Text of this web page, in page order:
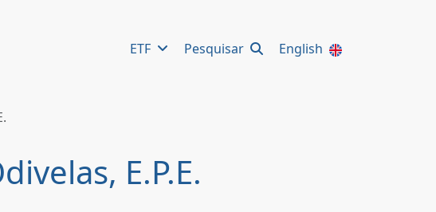
ETF Pesquisar English
E.P.E.